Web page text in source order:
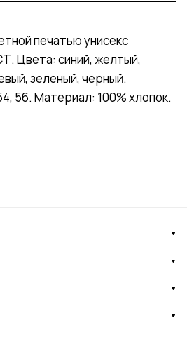
печатью унисекс
синий, желтый,
зеленый, черный.
56. Материал: 100% хлопок.